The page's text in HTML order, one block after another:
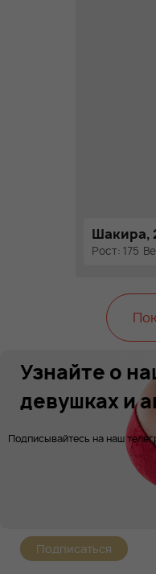
Шакира,
Рост: 175
Узнайте о
девушках и
Подписывайтесь на наш
Подписаться